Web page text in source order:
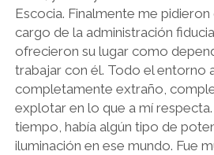
Escocia. Finalmente me pidieron
cargo de la administración
ofrecieron su lugar como
trabajar con él. Todo el entorno
completamente extraño,
explotar en lo que a mí
tiempo, había algún tipo de
iluminación en ese mundo. Fue